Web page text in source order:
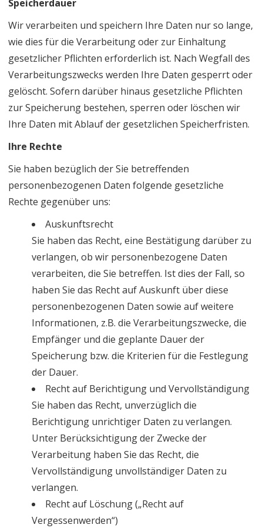
Speicherdauer
Wir verarbeiten und speichern Ihre Daten nur so lange,
wie dies für die Verarbeitung oder zur Einhaltung
gesetzlicher Pflichten erforderlich ist. Nach Wegfall des
Verarbeitungszwecks werden Ihre Daten gesperrt oder
gelöscht. Sofern darüber hinaus gesetzliche Pflichten
zur Speicherung bestehen, sperren oder löschen wir
Ihre Daten mit Ablauf der gesetzlichen Speicherfristen.
Ihre Rechte
Sie haben bezüglich der Sie betreffenden
personenbezogenen Daten folgende gesetzliche
Rechte gegenüber uns:
Auskunftsrecht
Sie haben das Recht, eine Bestätigung darüber zu
verlangen, ob wir personenbezogene Daten
verarbeiten, die Sie betreffen. Ist dies der Fall, so
haben Sie das Recht auf Auskunft über diese
personenbezogenen Daten sowie auf weitere
Informationen, z.B. die Verarbeitungszwecke, die
Empfänger und die geplante Dauer der
Speicherung bzw. die Kriterien für die Festlegung
der Dauer.
Recht auf Berichtigung und Vervollständigung
Sie haben das Recht, unverzüglich die
Berichtigung unrichtiger Daten zu verlangen.
Unter Berücksichtigung der Zwecke der
Verarbeitung haben Sie das Recht, die
Vervollständigung unvollständiger Daten zu
verlangen.
Recht auf Löschung („Recht auf
Vergessenwerden“)